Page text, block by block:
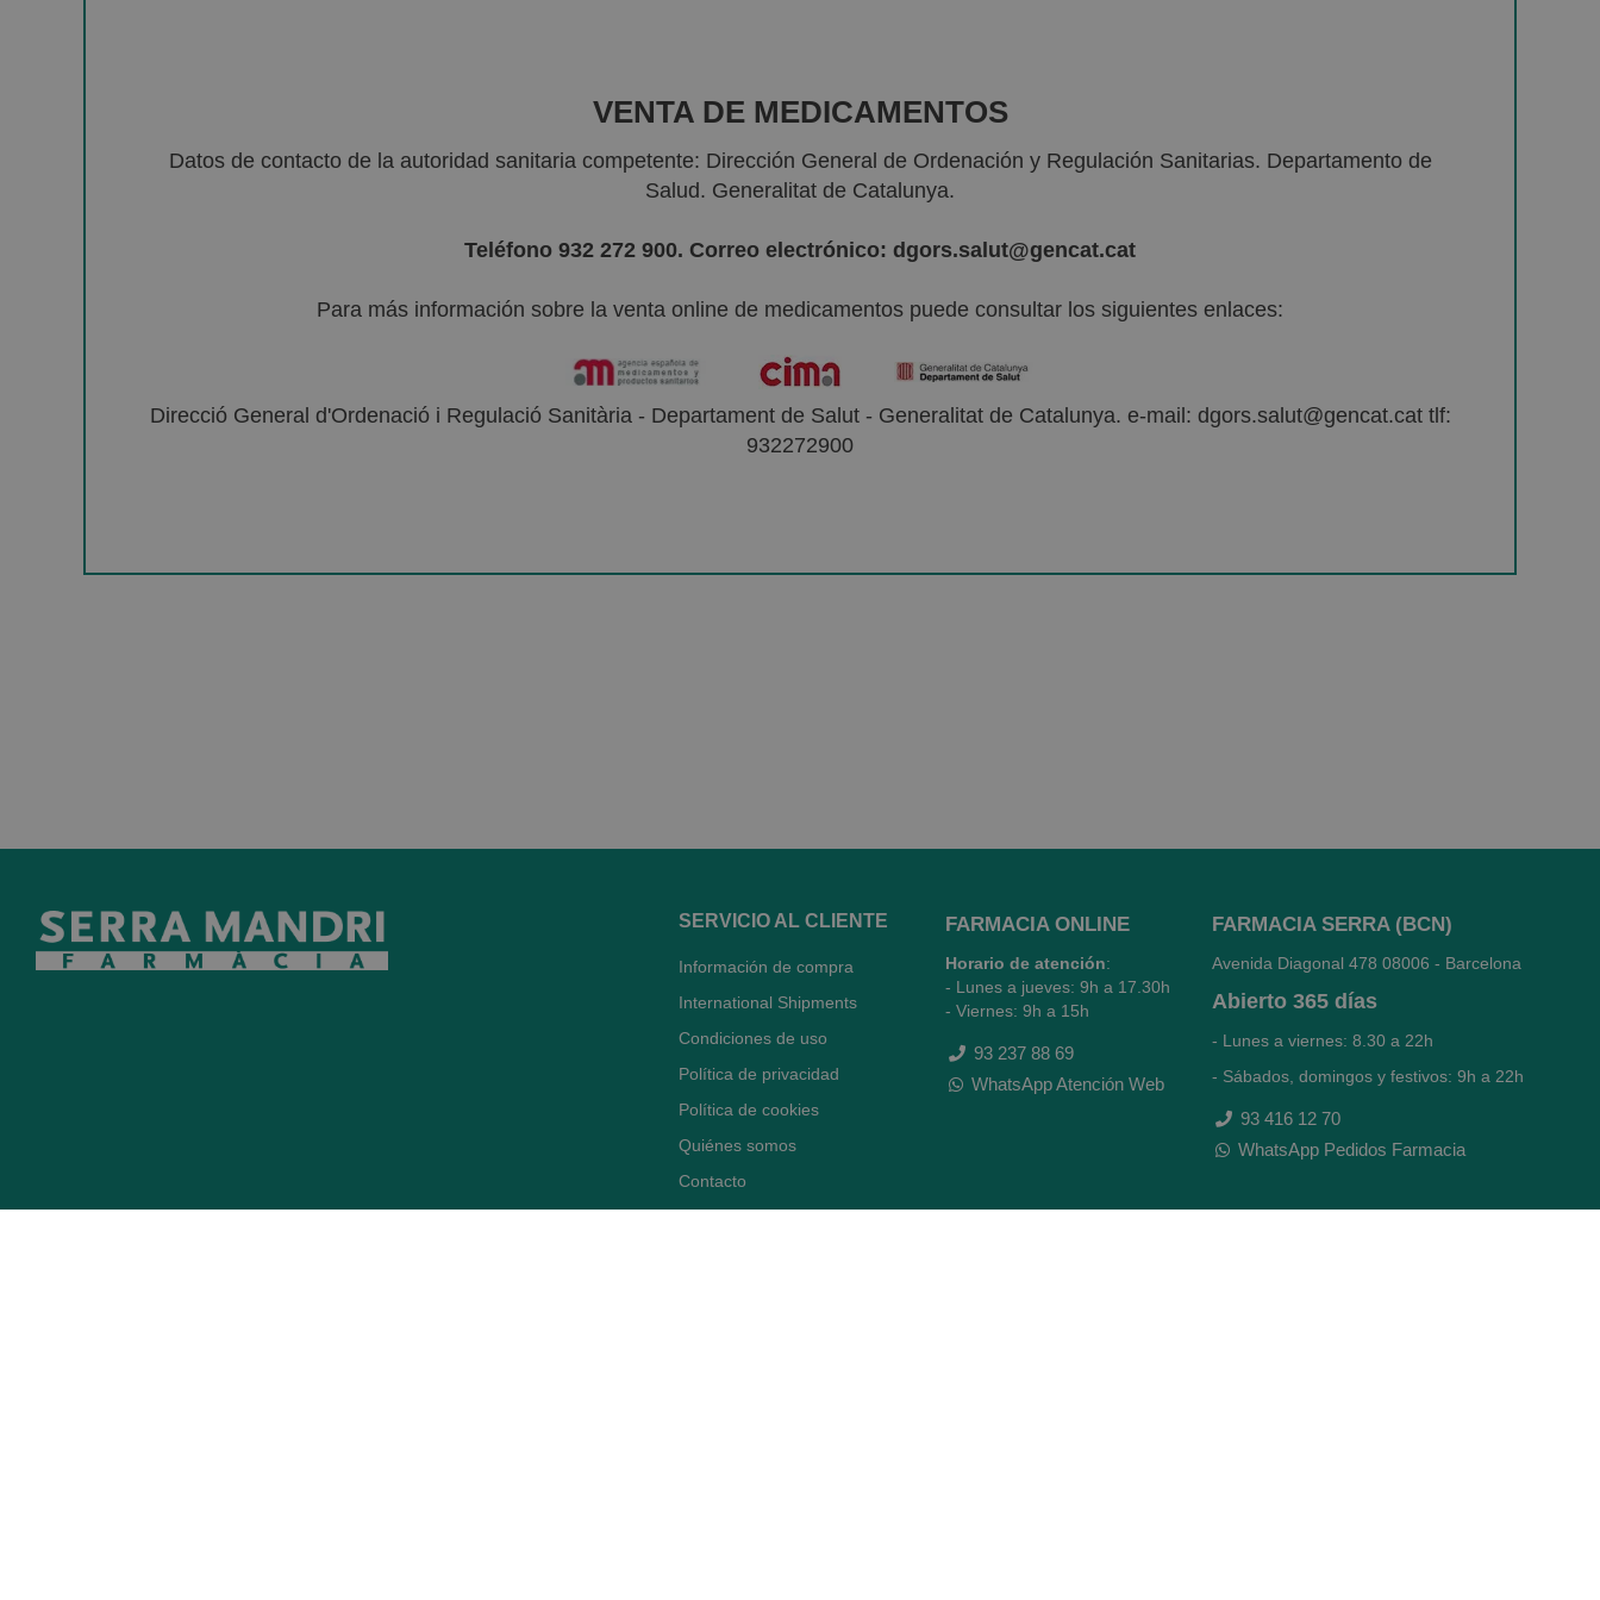
VENTA DE MEDICAMENTOS
Datos de contacto de la autoridad sanitaria competente: Dirección General de Ordenación y Regulación Sanitarias. Departamento de
Salud. Generalitat de Catalunya.
Teléfono 932 272 900. Correo electrónico: dgors.salut@gencat.cat
Para más información sobre la venta online de medicamentos puede consultar los siguientes enlaces:
Direcció General d'Ordenació i Regulació Sanitària - Departament de Salut - Generalitat de Catalunya. e-mail: dgors.salut@gencat.cat tlf:
932272900
SERVICIO AL CLIENTE
Información de compra
International Shipments
Condiciones de uso
Política de privacidad
Política de cookies
Quiénes somos
Contacto
Desiste del contrato
FARMACIA ONLINE
Horario de atención:
- Lunes a jueves: 9h a 17.30h
- Viernes: 9h a 15h
93 237 88 69
WhatsApp Atención Web
FARMACIA SERRA (BCN)
Avenida Diagonal 478 08006 - Barcelona
Abierto 365 días
- Lunes a viernes: 8.30 a 22h
- Sábados, domingos y festivos: 9h a 22h
93 416 12 70
WhatsApp Pedidos Farmacia